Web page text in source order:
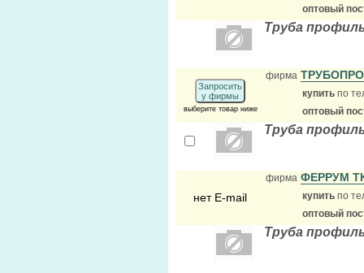
оптовый
Труба
Запросить
у фирмы
выберите товар ниже
фирма
купить по
оптовый
Труба
нет E-mail
фирма ФЕРРУМ
купить по
оптовый
Труба